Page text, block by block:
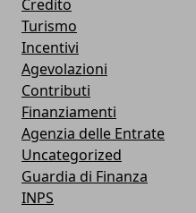
Credito
Turismo
Incentivi
Agevolazioni
Contributi
Finanziamenti
Agenzia delle Entrate
Uncategorized
Guardia di Finanza
INPS